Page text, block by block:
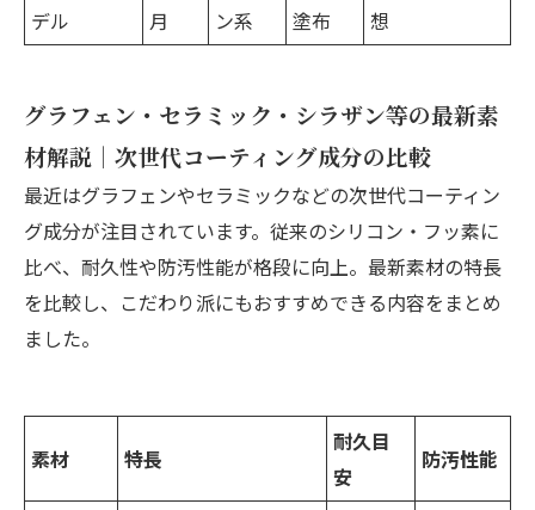
デル
月
ン系
塗布
想
グラフェン・セラミック・シラザン等の最新素
材解説｜次世代コーティング成分の比較
最近はグラフェンやセラミックなどの次世代コーティン
グ成分が注目されています。従来のシリコン・フッ素に
比べ、耐久性や防汚性能が格段に向上。最新素材の特長
を比較し、こだわり派にもおすすめできる内容をまとめ
ました。
素材 特長
耐久目
安
防汚性能